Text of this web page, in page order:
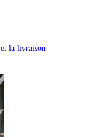
la livraison